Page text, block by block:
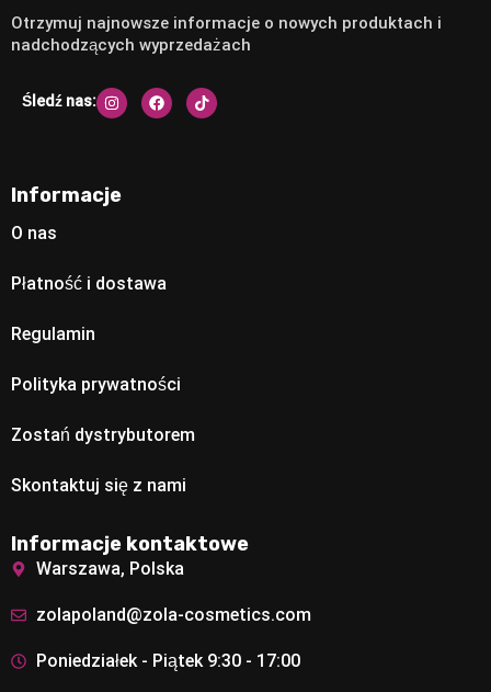
Otrzymuj najnowsze informacje o nowych produktach i
nadchodzących wyprzedażach
Śledź nas:
Informacje
O nas
Płatność i dostawa
Regulamin
Polityka prywatności
Zostań dystrybutorem
Skontaktuj się z nami
Informacje kontaktowe
Warszawa, Polska
zolapoland@zola-cosmetics.com
Poniedziałek - Piątek 9:30 - 17:00